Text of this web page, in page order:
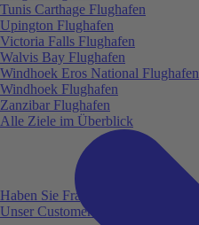
Haben Sie Fragen?
Unser Customer Service ist für Sie
Tunis Carthage Flughafen
Upington Flughafen
Victoria Falls Flughafen
Walvis Bay Flughafen
Windhoek Eros National Flughafen
Windhoek Flughafen
Zanzibar Flughafen
Alle Ziele im Überblick